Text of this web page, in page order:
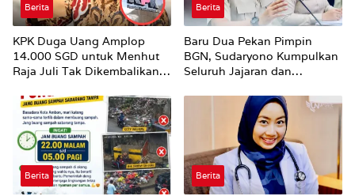
Berita
KPK Duga Uang Amplop
14.000 SGD untuk Menhut
Raja Juli Tak Dikembalikan
Berita
Baru Dua Pekan Pimpin
BGN, Sudaryono Kumpulkan
Seluruh Jajaran dan
Pungli dan Pemerasan
Supplier harus Berhenti
Sekarang
Berita Berita